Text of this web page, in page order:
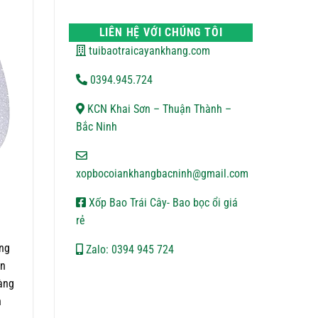
ở
CHÍNH
SÁCH
BẢO
LIÊN HỆ VỚI CHÚNG TÔI
tuibaotraicayankhang.com
0394.945.724
KCN Khai Sơn – Thuận Thành –
Bắc Ninh
xopbocoiankhangbacninh@gmail.com
Xốp Bao Trái Cây- Bao bọc ổi giá
rẻ
Zalo: 0394 945 724